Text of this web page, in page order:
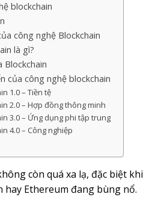
blockchain
công nghệ Blockchain
là gì?
Blockchain
của công nghệ blockchain
1.0 – Tiền tệ
2.0 – Hợp đồng thông minh
3.0 – Ứng dụng phi tập trung
4.0 – Công nghiệp
còn quá xa lạ, đặc biệt khi
Ethereum đang bùng nổ.